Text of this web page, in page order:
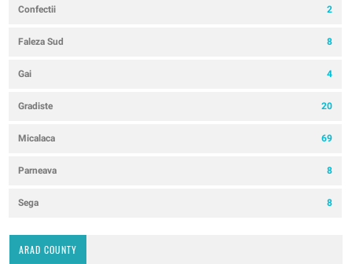
Confectii 2
Faleza Sud 8
Gai 4
Gradiste 20
Micalaca 69
Parneava 8
Sega 8
ARAD COUNTY